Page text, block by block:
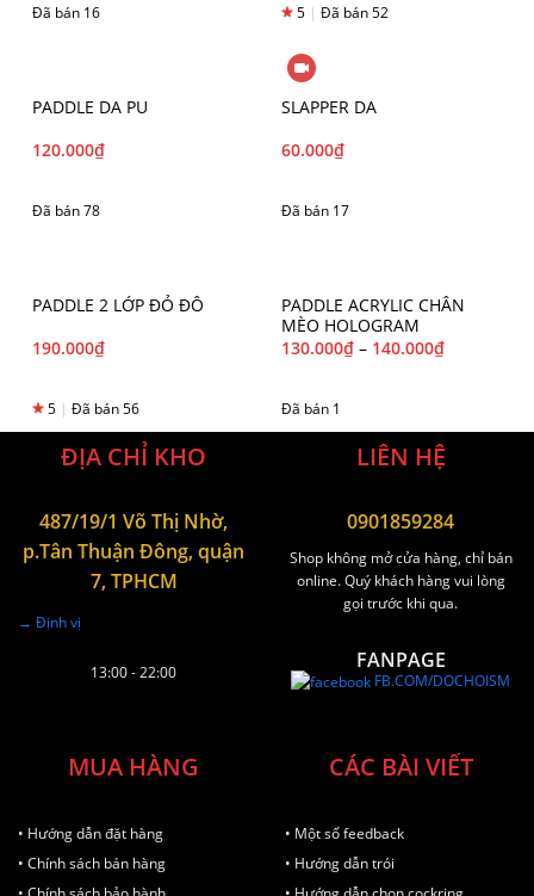
Đã bán 16 5 | Đã bán 52
PADDLE DA PU
120.000₫
Đã bán 78
SLAPPER DA
60.000₫
Đã bán 17
PADDLE 2 LỚP ĐỎ ĐÔ
190.000₫
5 | Đã bán 56
PADDLE ACRYLIC CHÂN
MÈO HOLOGRAM
130.000₫ – 140.000₫
Đã bán 1
ĐỊA CHỈ KHO
487/19/1 Võ Thị Nhờ,
p.Tân Thuận Đông, quận
7, TPHCM
→ Định vị
13:00 - 22:00
LIÊN HỆ
0901859284
Shop không mở cửa hàng, chỉ bán
online. Quý khách hàng vui lòng
gọi trước khi qua.
FANPAGE
FB.COM/DOCHOISM
MUA HÀNG
• Hướng dẫn đặt hàng
• Chính sách bán hàng
CÁC BÀI VIẾT
• Một số feedback
• Hướng dẫn trói